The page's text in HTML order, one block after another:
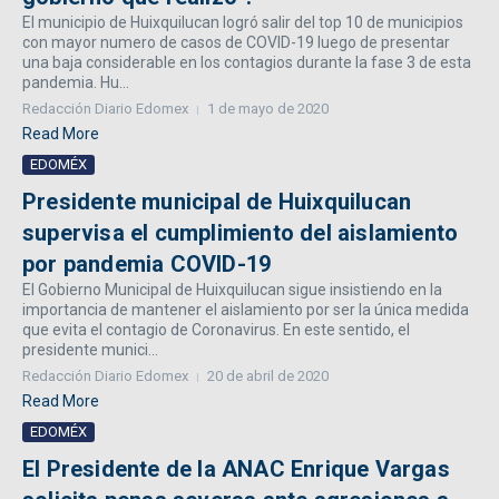
El municipio de Huixquilucan logró salir del top 10 de municipios
con mayor numero de casos de COVID-19 luego de presentar
una baja considerable en los contagios durante la fase 3 de esta
pandemia. Hu...
Redacción Diario Edomex 1 de mayo de 2020
Read More
EDOMÉX
Presidente municipal de Huixquilucan
supervisa el cumplimiento del aislamiento
por pandemia COVID-19
El Gobierno Municipal de Huixquilucan sigue insistiendo en la
importancia de mantener el aislamiento por ser la única medida
que evita el contagio de Coronavirus. En este sentido, el
presidente munici...
Redacción Diario Edomex 20 de abril de 2020
Read More
EDOMÉX
El Presidente de la ANAC Enrique Vargas